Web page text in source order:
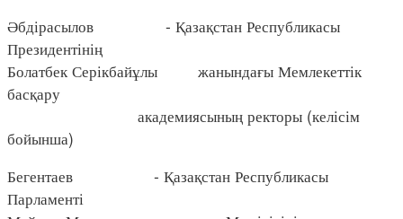
Әбдірасылов - Қазақстан Республикасы
Президентінің
Болатбек Серікбайұлы жанындағы Мемлекеттік
басқару
академиясының ректоры (келісім
бойынша)
Бегентаев - Қазақстан Республикасы
Парламенті